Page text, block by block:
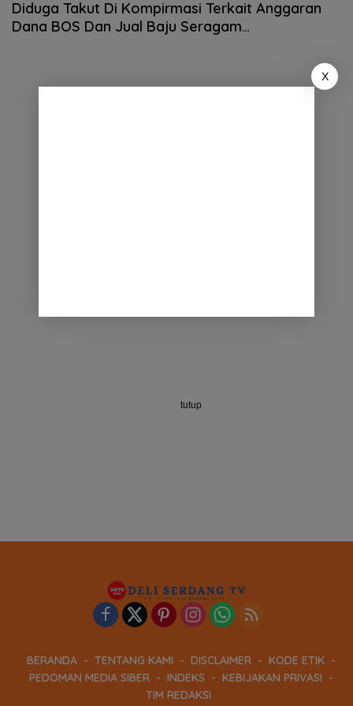
Diduga Takut Di Kompirmasi Terkait Anggaran
Dana BOS Dan Jual Baju Seragam
BERANDA TENTANG KAMI DISCLAIMER
KODE ETIK
PEDOMAN MEDIA SIBER
INDEKS
KEBIJAKAN PRIVASI
TIM REDAKSI
tutup
X